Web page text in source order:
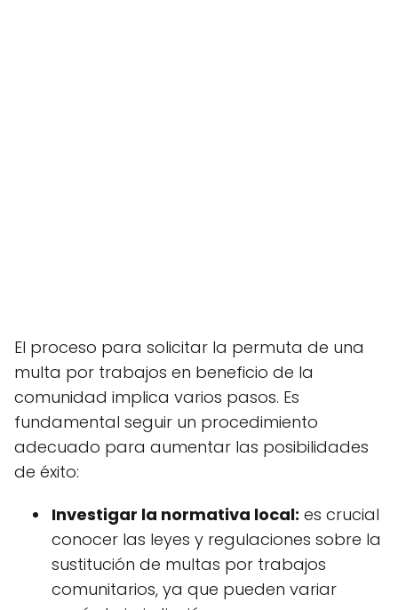
El proceso para solicitar la permuta de una
multa por trabajos en beneficio de la
comunidad implica varios pasos. Es
fundamental seguir un procedimiento
adecuado para aumentar las posibilidades
de éxito:
Investigar la normativa local: es crucial
conocer las leyes y regulaciones sobre la
sustitución de multas por trabajos
comunitarios, ya que pueden variar